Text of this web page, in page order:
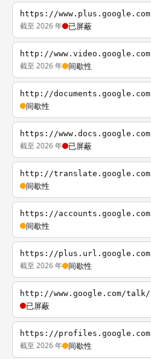
https://www.plus.google.com
截至 2026 年 已屏蔽
http://www.video.google.com
截至 2026 年 间歇性
http://documents.google.com
间歇性
https://www.docs.google.com
截至 2026 年 已屏蔽
http://translate.google.com
间歇性
https://accounts.google.com
间歇性
https://plus.url.google.com
截至 2026 年 间歇性
http://www.google.com/talk/
已屏蔽
https://profiles.google.com
截至 2026 年 间歇性